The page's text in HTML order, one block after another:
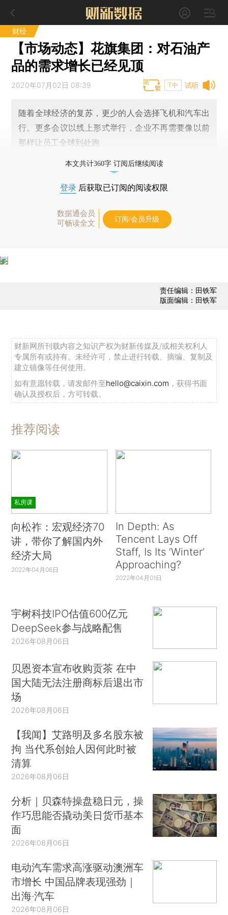
财经
【市场动态】花旗集团：对石油产
品的需求增长已经见顶
试听
2020年07月02日 08:39 T中
随着全球经济的复苏，更少的人会选择飞机和汽车出
行。更多会议以线上形式举行，企业不再需要像以前
那样让员工全球到处跑
本文共计360字 订阅后继续阅读
登录 后获取已订阅的阅读权限
数据通会员
可畅读全文
订阅/会员升级
责任编辑：田铁军
版面编辑：田铁军
财新网所刊载内容之知识产权为财新传媒及/或相关权利人
专属所有或持有。未经许可，禁止进行转载、摘编、复制及
建立镜像等任何使用。
如有意愿转载，请发邮件至hello@caixin.com ，获得书面
确认及授权后，方可转载。
推荐阅读
私房课
向松祚：宏观经济70
讲，带你了解国内外
经济大局
2022年04月06日
In Depth: As
Tencent Lays Off
Staff, Is Its ‘Winter’
Approaching?
2022年04月01日
宇树科技IPO估值600亿元
DeepSeek参与战略配售
2026年08月06日
贝恩资本宣布收购贡茶 在中
国大陆无法注册商标后退出市
场
2026年08月06日
【我闻】艾路明及多名股东被
拘 当代系创始人因何此时被
清算
2026年08月06日
分析｜贝森特操盘稳日元，操
作巧思能否撬动美日货币基本
面
2026年08月06日
电动汽车需求高涨驱动澳洲车
市增长 中国品牌表现强劲｜
出海·汽车
2026年08月06日